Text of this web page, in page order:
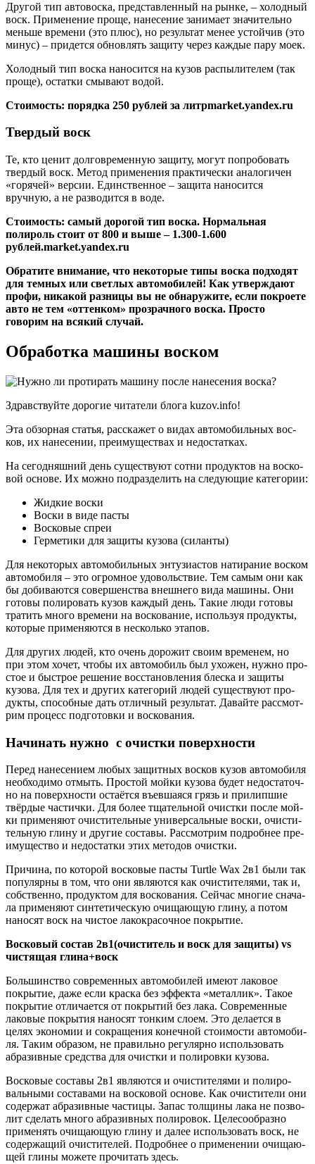
Другой тип автовоска, представленный на рынке, – холодный
воск. Применение проще, нанесение занимает значительно
меньше времени (это плюс), но результат менее устойчив (это
минус) – придется обновлять защиту через каждые пару моек.
Холодный тип воска наносится на кузов распылителем (так
проще), остатки смывают водой.
Стоимость: порядка 250 рублей за литрmarket.yandex.ru
Твердый воск
Те, кто ценит долговременную защиту, могут попробовать
твердый воск. Метод применения практически аналогичен
«горячей» версии. Единственное – защита наносится
вручную, а не разводится в воде.
Стоимость: самый дорогой тип воска. Нормальная
полироль стоит от 800 и выше – 1.300-1.600
рублей.market.yandex.ru
Обратите внимание, что некоторые типы воска подходят
для темных или светлых автомобилей! Как утверждают
профи, никакой разницы вы не обнаружите, если покроете
авто не тем «оттенком» прозрачного воска. Просто
говорим на всякий случай.
Обработка машины воском
Здрав­ствуй­те доро­гие чита­те­ли бло­га kuzov.info!
Эта обзор­ная ста­тья, рас­ска­жет о видах авто­мо­биль­ных вос­
ков, их нане­се­нии, пре­иму­ще­ствах и недо­стат­ках.
На сего­дняш­ний день суще­ству­ют сот­ни про­дук­тов на вос­ко­
вой осно­ве. Их мож­но под­раз­де­лить на сле­ду­ю­щие кате­го­рии:
Жид­кие вос­ки
Вос­ки в виде пас­ты
Вос­ко­вые спреи
Гер­ме­ти­ки для защи­ты кузо­ва (силан­ты)
Для неко­то­рых авто­мо­биль­ных энту­зи­а­стов нати­ра­ние вос­ком
авто­мо­би­ля – это огром­ное удо­воль­ствие. Тем самым они как
бы доби­ва­ют­ся совер­шен­ства внеш­не­го вида маши­ны. Они
гото­вы поли­ро­вать кузов каж­дый день. Такие люди гото­вы
тра­тить мно­го вре­ме­ни на вос­ко­ва­ние, исполь­зуя про­дук­ты,
кото­рые при­ме­ня­ют­ся в несколь­ко эта­пов.
Для дру­гих людей, кто очень доро­жит сво­им вре­ме­нем, но
при этом хочет, что­бы их авто­мо­биль был ухо­жен, нуж­но про­
стое и быст­рое реше­ние вос­ста­нов­ле­ния блес­ка и защи­ты
кузо­ва. Для тех и дру­гих кате­го­рий людей суще­ству­ют про­
дук­ты, спо­соб­ные дать отлич­ный резуль­тат. Давай­те рас­смот­
рим про­цесс под­го­тов­ки и вос­ко­ва­ния.
Начинать нужно с очистки поверхности
Перед нане­се­ни­ем любых защит­ных вос­ков кузов авто­мо­би­ля
необ­хо­ди­мо отмыть. Про­стой мой­ки кузо­ва будет недо­ста­точ­
но на поверх­но­сти оста­ёт­ся въев­ша­я­ся грязь и при­лип­шие
твёр­дые частич­ки. Для более тща­тель­ной очист­ки после мой­
ки при­ме­ня­ют очи­сти­тель­ные уни­вер­саль­ные вос­ки, очи­сти­
тель­ную гли­ну и дру­гие соста­вы. Рас­смот­рим подроб­нее пре­
иму­ще­ство и недо­стат­ки этих мето­дов очист­ки.
При­чи­на, по кото­рой вос­ко­вые пас­ты Turtle Wax 2в1 были так
попу­ляр­ны в том, что они явля­ют­ся как очи­сти­те­ля­ми, так и,
соб­ствен­но, про­дук­том для вос­ко­ва­ния. Сей­час мно­гие сна­ча­
ла при­ме­ня­ют син­те­ти­че­скую очи­ща­ю­щую гли­ну, а потом
нано­сят воск на чистое лако­кра­соч­ное покры­тие.
Вос­ко­вый состав 2в1(очиститель и воск для защи­ты) vs
чистя­щая глина+воск
Боль­шин­ство совре­мен­ных авто­мо­би­лей име­ют лако­вое
покры­тие, даже если крас­ка без эффек­та «метал­лик». Такое
покры­тие отли­ча­ет­ся от покры­тий без лака. Совре­мен­ные
лако­вые покры­тия нано­сят тон­ким сло­ем. Это дела­ет­ся в
целях эко­но­мии и сокра­ще­ния конеч­ной сто­и­мо­сти авто­мо­би­
ля. Таким обра­зом, не пра­виль­но регу­ляр­но исполь­зо­вать
абра­зив­ные сред­ства для очист­ки и поли­ров­ки кузо­ва.
Вос­ко­вые соста­вы 2в1 явля­ют­ся и очи­сти­те­ля­ми и поли­ро­
валь­ны­ми соста­ва­ми на вос­ко­вой осно­ве. Как очи­сти­те­ли они
содер­жат абра­зив­ные части­цы. Запас тол­щи­ны лака не поз­во­
лит сде­лать мно­го абра­зив­ных поли­ро­вок. Целе­со­об­раз­но
при­ме­нять очи­ща­ю­щую гли­ну и далее исполь­зо­вать воск, не
содер­жа­щий очи­сти­те­лей. Подроб­нее о при­ме­не­нии очи­ща­ю­
щей гли­ны може­те про­чи­тать здесь.